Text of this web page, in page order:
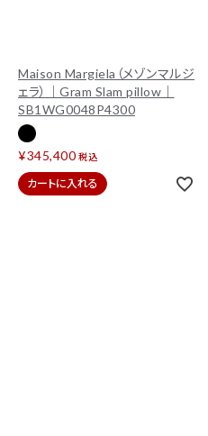
Maison Margiela（メゾンマルジ
ェラ）｜Gram Slam pillow｜
SB1WG0048P4300
¥345,400 税込
カートに入れる